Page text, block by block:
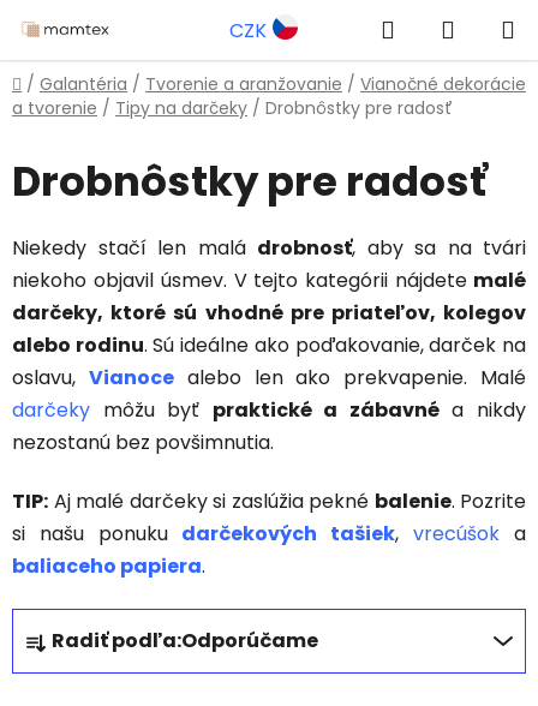
na
obsah
CZK Hľadať
KOŠÍK
Domov
/ Galantéria / Tvorenie a aranžovanie / Vianočné dekorácie
a tvorenie / Tipy na darčeky / Drobnôstky pre radosť
Drobnôstky pre radosť
Niekedy stačí len malá drobnosť, aby sa na tvári
niekoho objavil úsmev. V tejto kategórii nájdete malé
darčeky, ktoré sú vhodné pre priateľov, kolegov
alebo rodinu. Sú ideálne ako poďakovanie, darček na
oslavu, Vianoce alebo len ako prekvapenie. Malé
darčeky môžu byť praktické a zábavnéa nikdy
nezostanú bez povšimnutia.
TIP: Aj malé darčeky si zaslúžia pekné balenie. Pozrite
si našu ponuku darčekových tašiek, vrecúšok a
baliaceho papiera.
R
a
d
Radiť podľa:Odporúčame